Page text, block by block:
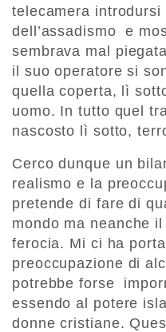
telecamera
dell’assadismo e
sembrava mal
il suo operatore si
quella coperta, lì
uomo. In tutto quel
nascosto lì sotto,
Cerco dunque un
realismo e la
pretende di fare di
mondo ma neanche
ferocia. Mi ci ha
preoccupazione di
potrebbe forse
essendo al potere
donne cristiane.